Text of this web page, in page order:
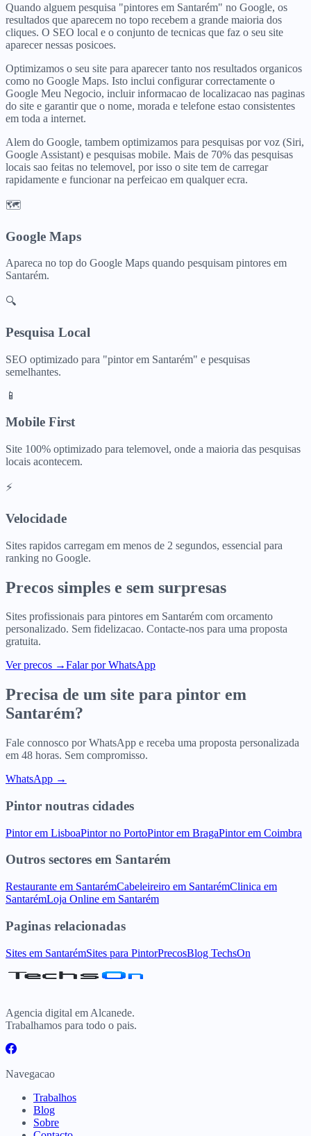
Quando alguem pesquisa "pintores em Santarém" no Google, os
resultados que aparecem no topo recebem a grande maioria dos
cliques. O SEO local e o conjunto de tecnicas que faz o seu site
aparecer nessas posicoes.
Optimizamos o seu site para aparecer tanto nos resultados organicos
como no Google Maps. Isto inclui configurar correctamente o
Google Meu Negocio, incluir informacao de localizacao nas paginas
do site e garantir que o nome, morada e telefone estao consistentes
em toda a internet.
Alem do Google, tambem optimizamos para pesquisas por voz (Siri,
Google Assistant) e pesquisas mobile. Mais de 70% das pesquisas
locais sao feitas no telemovel, por isso o site tem de carregar
rapidamente e funcionar na perfeicao em qualquer ecra.
🗺️
Google Maps
Apareca no top do Google Maps quando pesquisam pintores em
Santarém.
🔍
Pesquisa Local
SEO optimizado para "pintor em Santarém" e pesquisas
semelhantes.
📱
Mobile First
Site 100% optimizado para telemovel, onde a maioria das pesquisas
locais acontecem.
⚡
Velocidade
Sites rapidos carregam em menos de 2 segundos, essencial para
ranking no Google.
Precos simples e sem surpresas
Sites profissionais para pintores em Santarém com orcamento
personalizado. Sem fidelizacao. Contacte-nos para uma proposta
gratuita.
Ver precos →Falar por WhatsApp
Precisa de um site para pintor em
Santarém?
Fale connosco por WhatsApp e receba uma proposta personalizada
em 48 horas. Sem compromisso.
WhatsApp →
Pintor noutras cidades
Pintor em LisboaPintor no PortoPintor em BragaPintor em Coimbra
Outros sectores em Santarém
Restaurante em SantarémCabeleireiro em SantarémClinica em
SantarémLoja Online em Santarém
Paginas relacionadas
Sites em SantarémSites para PintorPrecosBlog TechsOn
Agencia digital em Alcanede.
Trabalhamos para todo o pais.
Navegacao
Trabalhos
Blog
Sobre